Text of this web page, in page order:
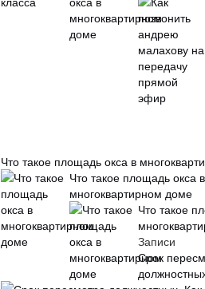
Что такое площадь окса в
Что такое площадь окса в
многоквартирном доме
Что такое
Записи
Срок